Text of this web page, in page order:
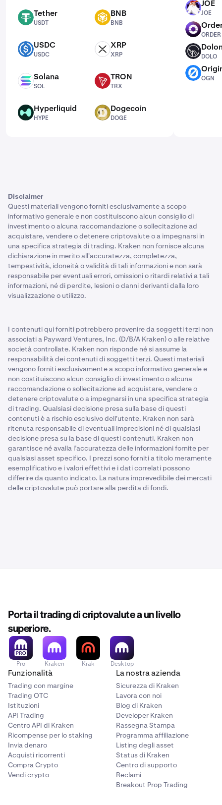
USDT Tether
USDT
BNB BNB
BNB
USDC USDC
USDC
XRP XRP
XRP
SOL Solana
SOL
TRX TRON
TRX
HYPE Hyperliquid
HYPE
DOGE Dogecoin
DOGE
JOE JOE
JOE
ORDER
ORDER
DOLO
DOLO
OGN
OGN
Disclaimer
Questi materiali vengono forniti esclusivamente a scopo
informativo generale e non costituiscono alcun consiglio di
investimento o alcuna raccomandazione o sollecitazione ad
acquistare, vendere o detenere criptovalute o a impegnarsi in
una specifica strategia di trading. Kraken non fornisce alcuna
dichiarazione in merito all'accuratezza, completezza,
tempestività, idoneità o validità di tali informazioni e non sarà
responsabile per eventuali errori, omissioni o ritardi relativi a tali
informazioni, né di perdite, lesioni o danni derivanti dalla loro
visualizzazione o utilizzo.
I contenuti qui forniti potrebbero provenire da soggetti terzi non
associati a Payward Ventures, Inc. (D/B/A Kraken) o alle relative
società controllate. Kraken non risponde né si assume la
responsabilità dei contenuti di soggetti terzi. Questi materiali
vengono forniti esclusivamente a scopo informativo generale e
non costituiscono alcun consiglio di investimento o alcuna
raccomandazione o sollecitazione ad acquistare, vendere o
detenere criptovalute o a impegnarsi in una specifica strategia
di trading. Qualsiasi decisione presa sulla base di questi
contenuti è a rischio esclusivo dell'utente. Kraken non sarà
ritenuta responsabile di eventuali imprecisioni né di qualsiasi
decisione presa su la base di questi contenuti. Kraken non
garantisce né avalla l’accuratezza delle informazioni fornite per
qualsiasi asset specifico. I prezzi sono forniti a titolo meramente
esemplificativo e i valori effettivi e i dati correlati possono
differire da quanto indicato. La natura imprevedibile dei mercati
delle criptovalute può portare alla perdita di fondi.
Porta il trading di criptovalute a un livello
superiore.
Pro Kraken Krak Desktop
Funzionalità
Trading con margine
Trading OTC
Istituzioni
API Trading
Centro API di Kraken
Ricompense per lo staking
Invia denaro
Acquisti ricorrenti
Compra Crypto
Vendi crypto
La nostra azienda
Sicurezza di Kraken
Lavora con noi
Blog di Kraken
Developer Kraken
Rassegna Stampa
Programma affiliazione
Listing degli asset
Status di Kraken
Centro di supporto
Reclami
Breakout Prop Trading